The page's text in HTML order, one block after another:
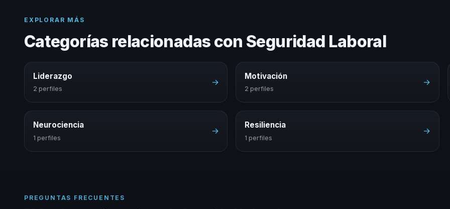
EXPLORAR MÁS
Categorías relacionadas con Seguridad Laboral
Liderazgo
2 perfiles
→
Motivación
2 perfiles
→
Neurociencia
1 perfiles
→
Resiliencia
1 perfiles
→
PREGUNTAS FRECUENTES